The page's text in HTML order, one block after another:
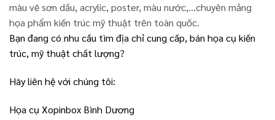
màu vẽ sơn dầu, acrylic, poster, màu nước,…chuyên mảng
họa phẩm kiến trúc mỹ thuật trên toàn quốc.
Bạn đang có nhu cầu tìm địa chỉ cung cấp, bán họa cụ kiến
trúc, mỹ thuật chất lượng?
Hãy liên hệ với chúng tôi:
Họa cụ Xopinbox Bình Dương